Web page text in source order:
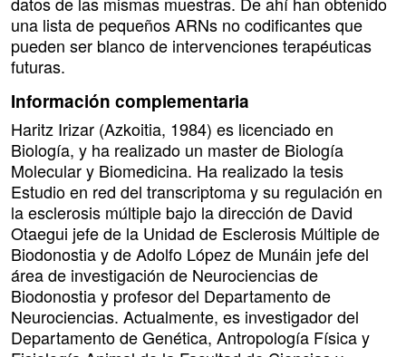
una lista de pequeños ARNs no codificantes que
pueden ser blanco de intervenciones terapéuticas
futuras.
Información complementaria
Haritz Irizar (Azkoitia, 1984) es licenciado en
Biología, y ha realizado un master de Biología
Molecular y Biomedicina. Ha realizado la tesis
Estudio en red del transcriptoma y su regulación en
la esclerosis múltiple bajo la dirección de David
Otaegui jefe de la Unidad de Esclerosis Múltiple de
Biodonostia y de Adolfo López de Munáin jefe del
área de investigación de Neurociencias de
Biodonostia y profesor del Departamento de
Neurociencias. Actualmente, es investigador del
Departamento de Genética, Antropología Física y